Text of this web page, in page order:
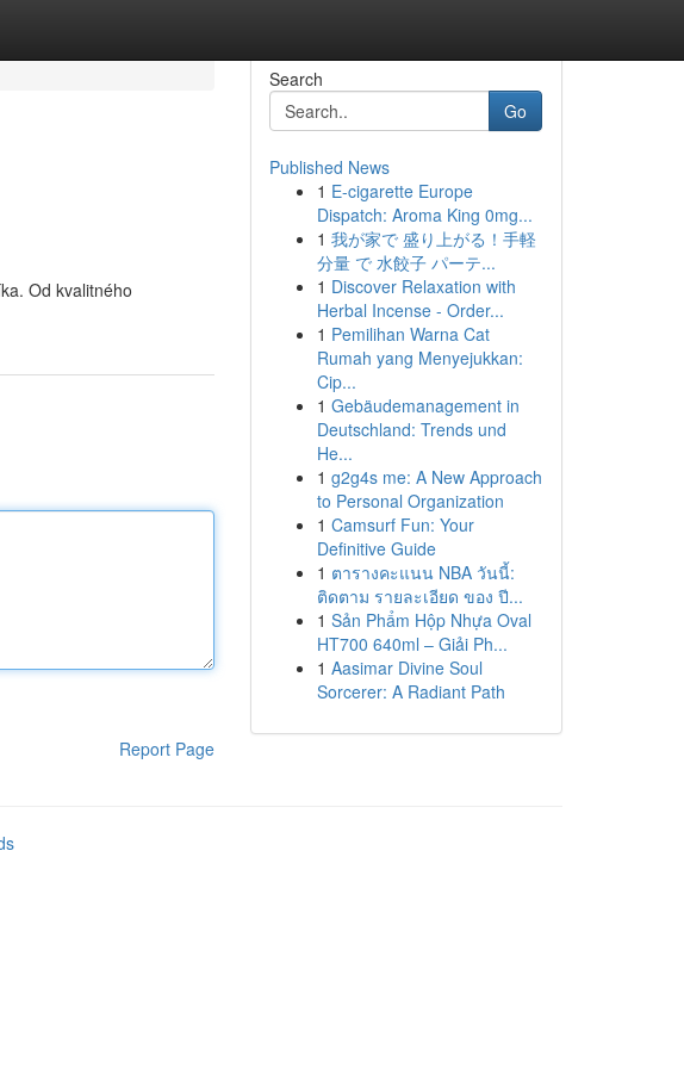
Od kvalitného
Report Page
Search
Go
Published News
1 E-cigarette Europe
Dispatch: Aroma King 0mg...
1 我が家で 盛り上がる！手軽
分量 で 水餃子 パーテ...
1 Discover Relaxation with
Herbal Incense - Order...
1 Pemilihan Warna Cat
Rumah yang Menyejukkan:
Cip...
1 Gebäudemanagement in
Deutschland: Trends und
He...
1 g2g4s me: A New Approach
to Personal Organization
1 Camsurf Fun: Your
Definitive Guide
1 ตารางคะแนน NBA วันนี้:
ติดตาม รายละเอียด ของ ปี...
1 Sản Phẩm Hộp Nhựa Oval
HT700 640ml – Giải Ph...
1 Aasimar Divine Soul
Sorcerer: A Radiant Path